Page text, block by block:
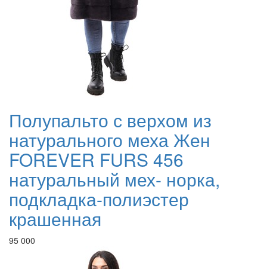
Полупальто с верхом из
натурального меха Жен
FOREVER FURS 456
натуральный мех- норка,
подкладка-полиэстер
крашенная
95 000